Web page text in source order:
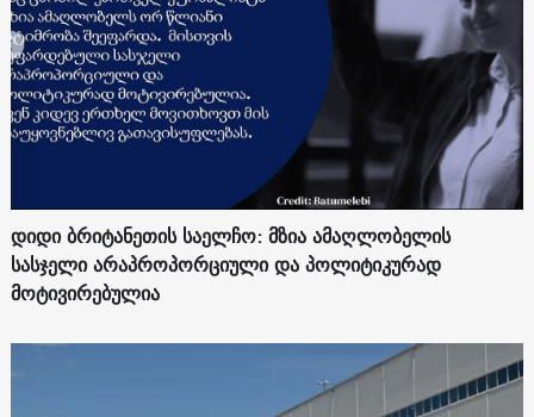
დიდი ბრიტანეთის საელჩო: მზია ამაღლობელის
სასჯელი არაპროპორციული და პოლიტიკურად
მოტივირებულია